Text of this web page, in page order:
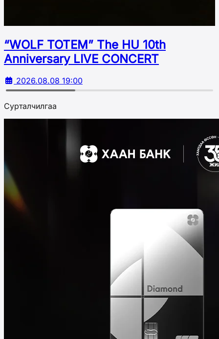
“WOLF TOTEM” The HU 10th
Аnniversary LIVE CONCERT
2026.08.08 19:00
Сурталчилгаа